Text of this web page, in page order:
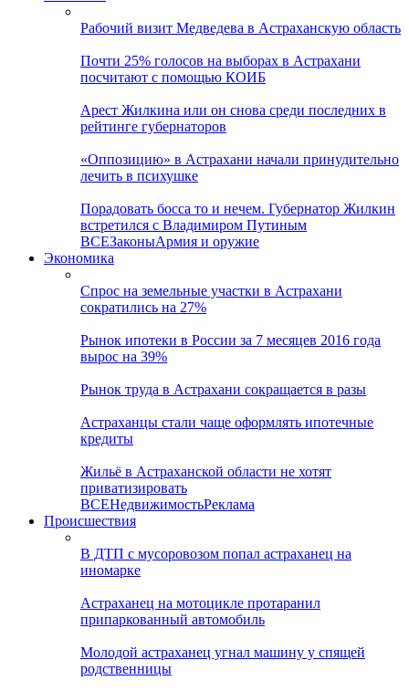
Рабочий визит Медведева в Астраханскую область
Почти 25% голосов на выборах в Астрахани
посчитают с помощью КОИБ
Арест Жилкина или он снова среди последних в
рейтинге губернаторов
«Оппозицию» в Астрахани начали принудительно
лечить в психушке
Порадовать босса то и нечем. Губернатор Жилкин
встретился с Владимиром Путиным
ВСЕЗаконыАрмия и оружие
Экономика
Спрос на земельные участки в Астрахани
сократились на 27%
Рынок ипотеки в России за 7 месяцев 2016 года
вырос на 39%
Рынок труда в Астрахани сокращается в разы
Астраханцы стали чаще оформлять ипотечные
кредиты
Жильё в Астраханской области не хотят
приватизировать
ВСЕНедвижимостьРеклама
Происшествия
В ДТП с мусоровозом попал астраханец на
иномарке
Астраханец на мотоцикле протаранил
припаркованный автомобиль
Молодой астраханец угнал машину у спящей
родственницы